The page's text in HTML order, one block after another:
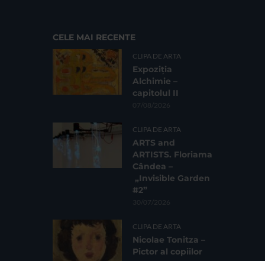
CELE MAI RECENTE
CLIPA DE ARTA
Expoziția
Alchimie –
capitolul II
07/08/2026
CLIPA DE ARTA
ARTS and
ARTISTS. Floriama
Cândea –
„Invisible Garden
#2”
30/07/2026
CLIPA DE ARTA
Nicolae Tonitza –
Pictor al copiilor